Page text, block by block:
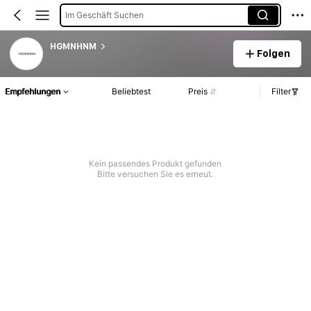
Im Geschäft Suchen
HGMNHNM
Folgen
Empfehlungen Beliebtest Preis Filter
Kein passendes Produkt gefunden
Bitte versuchen Sie es erneut.